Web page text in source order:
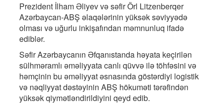
Prezident İlham Əliyev və səfir Örl Litzenberqer
Azərbaycan-ABŞ əlaqələrinin yüksək səviyyədə
olması və uğurlu inkişafından məmnunluq ifadə
ediblər.
Səfir Azərbaycanın Əfqanıstanda həyata keçirilən
sülhməramlı əməliyyata canlı qüvvə ilə töhfəsini və
həmçinin bu əməliyyat əsnasında göstərdiyi logistik
və nəqliyyat dəstəyinin ABŞ hökuməti tərəfindən
yüksək qiymətləndirildiyini qeyd edib.